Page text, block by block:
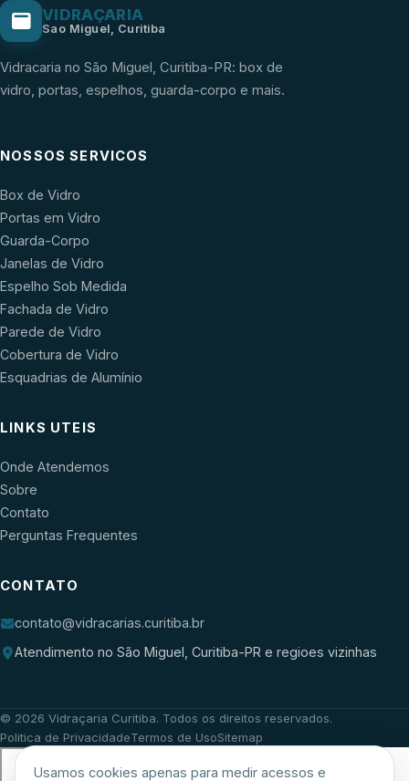
VIDRAÇARIA
Sao Miguel, Curitiba
Vidracaria no São Miguel, Curitiba-PR: box de
vidro, portas, espelhos, guarda-corpo e mais.
NOSSOS SERVICOS
Box de Vidro
Portas em Vidro
Guarda-Corpo
Janelas de Vidro
Espelho Sob Medida
Fachada de Vidro
Parede de Vidro
Cobertura de Vidro
Esquadrias de Alumínio
LINKS UTEIS
Onde Atendemos
Sobre
Contato
Perguntas Frequentes
CONTATO
contato@vidracarias.curitiba.br
Atendimento no São Miguel, Curitiba-PR e regioes vizinhas
© 2026 Vidraçaria Curitiba. Todos os direitos reservados.
Politica de PrivacidadeTermos de UsoSitemap
Usamos cookies apenas para medir acessos e